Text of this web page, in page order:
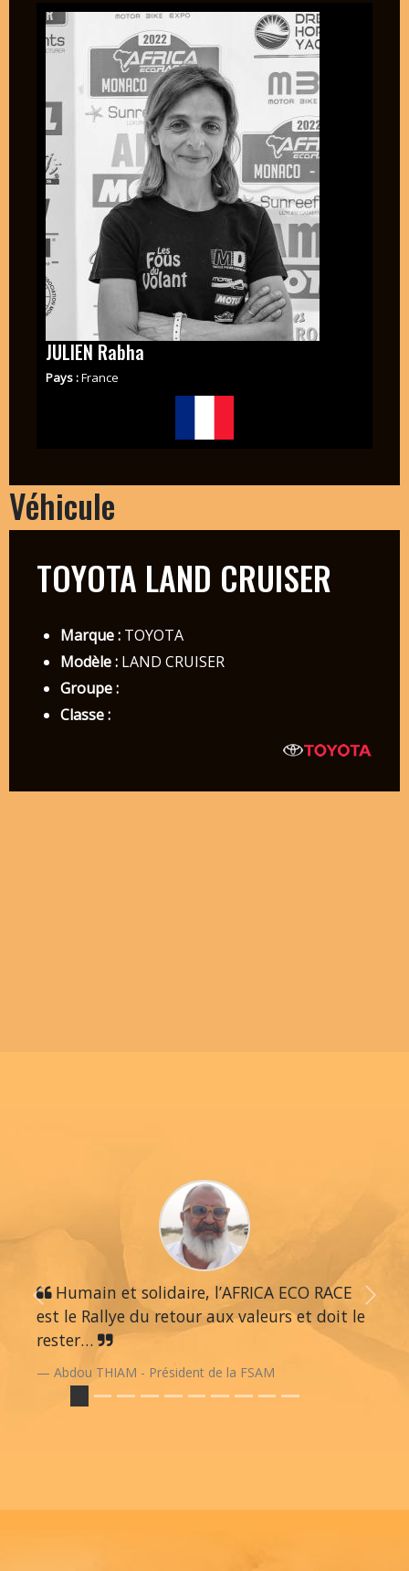
JULIEN Rabha
Pays :France
Véhicule
TOYOTA LAND CRUISER
Marque :TOYOTA
Modèle :LAND CRUISER
Groupe :
Classe :
Humain et solidaire, l’AFRICA ECO RACE
est le Rallye du retour aux valeurs et doit le
rester…
Abdou THIAM - Président de la FSAM
Previous Next